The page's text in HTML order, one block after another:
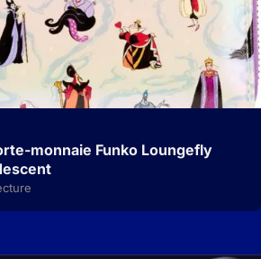
monnaie Funko Loungefly